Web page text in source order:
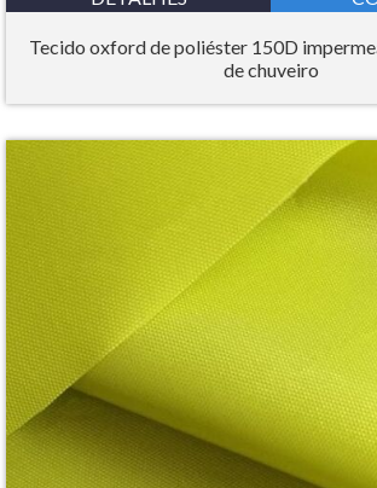
Tecido oxford de poliéster 150D
de chuveiro